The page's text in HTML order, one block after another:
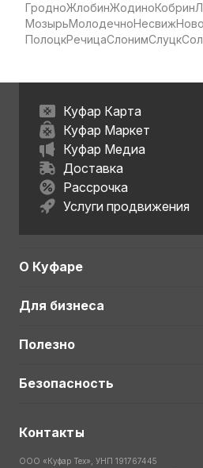
ГродноЖлобинЖодиноКобрин
МозырьМолодечноНесвиж
ПолоцкРечицаСлонимСлуцк
Куфар Карта
Куфар Маркет
Куфар Медиа
Доставка
Рассрочка
Услуги продвижения
О Куфаре
Для бизнеса
Полезно
Безопасность
Контакты
ООО «Куфар Тех», УНП 191767445